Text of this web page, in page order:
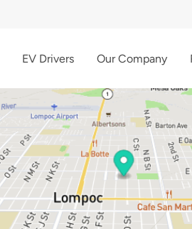
EV Drivers Our Company